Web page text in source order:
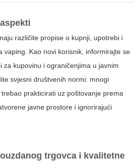
različite propise o kupnji, upotrebi i
vaping. Kao novi korisnik, informirajte se
za kupovinu i ograničenjima u javnim
svjesni društvenih normi: mnogi
prakticirati uz poštovanje prema
javne prostore i ignorirajući
trgovca i kvalitetne